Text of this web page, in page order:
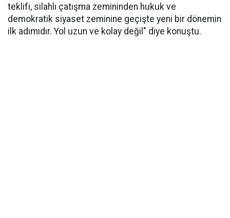
teklifi, silahlı çatışma zemininden hukuk ve
demokratik siyaset zeminine geçişte yeni bir dönemin
ilk adımıdır. Yol uzun ve kolay değil" diye konuştu.